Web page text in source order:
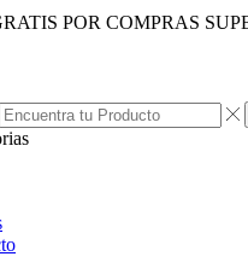
POR COMPRAS